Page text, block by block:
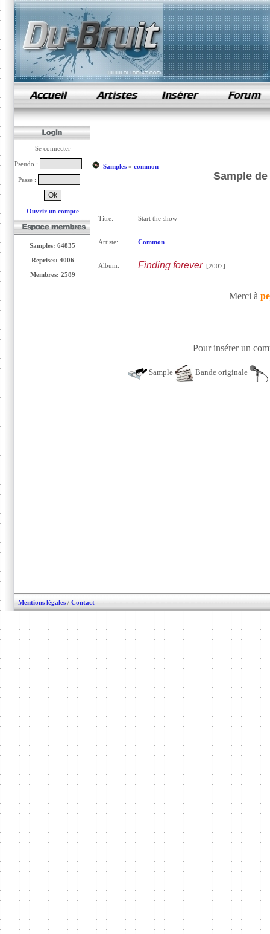
samples de rap
Se connecter
Pseudo :
Passe :
Ouvrir un compte
Samples: 64835
Reprises: 4006
Membres: 2589
Samples» common
Sample
Titre: Start the show
Artiste: Common
Album: Finding forever[2007]
Merci à
Pour insérer un
Sample Bande originale
Mentions légales / Contact